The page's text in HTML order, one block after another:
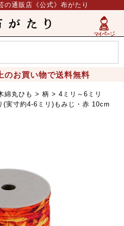
の通販店《公式》布がたり
のお買い物で送料無料
綿丸ひも 柄
4ミリ～6ミリ
(実寸約4-6ミリ)もみじ・赤 10cm